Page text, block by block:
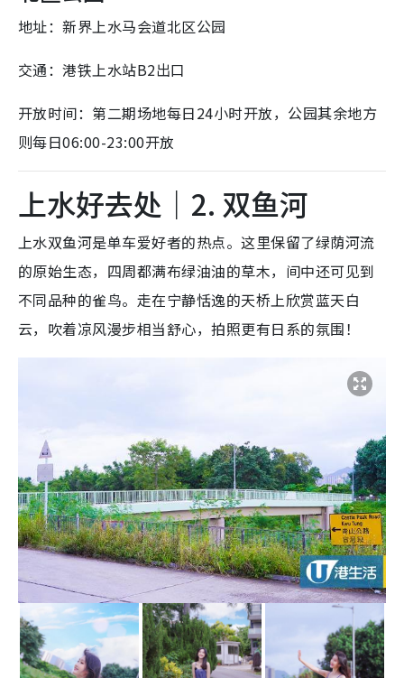
地址：新界上水马会道北区公园
交通：港铁上水站B2出口
开放时间：第二期场地每日24小时开放，公园其余地方
则每日06:00-23:00开放
上水好去处｜2. 双鱼河
上水双鱼河是单车爱好者的热点。这里保留了绿荫河流
的原始生态，四周都满布绿油油的草木，间中还可见到
不同品种的雀鸟。走在宁静恬逸的天桥上欣赏蓝天白
云，吹着凉风漫步相当舒心，拍照更有日系的氛围！